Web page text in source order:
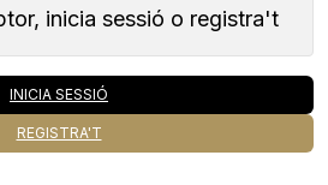
inicia sessió o registra't
INICIA SESSIÓ
REGISTRA'T